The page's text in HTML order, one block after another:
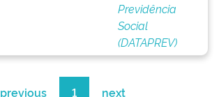
Previdência
Social
(DATAPREV)
previous 1 next